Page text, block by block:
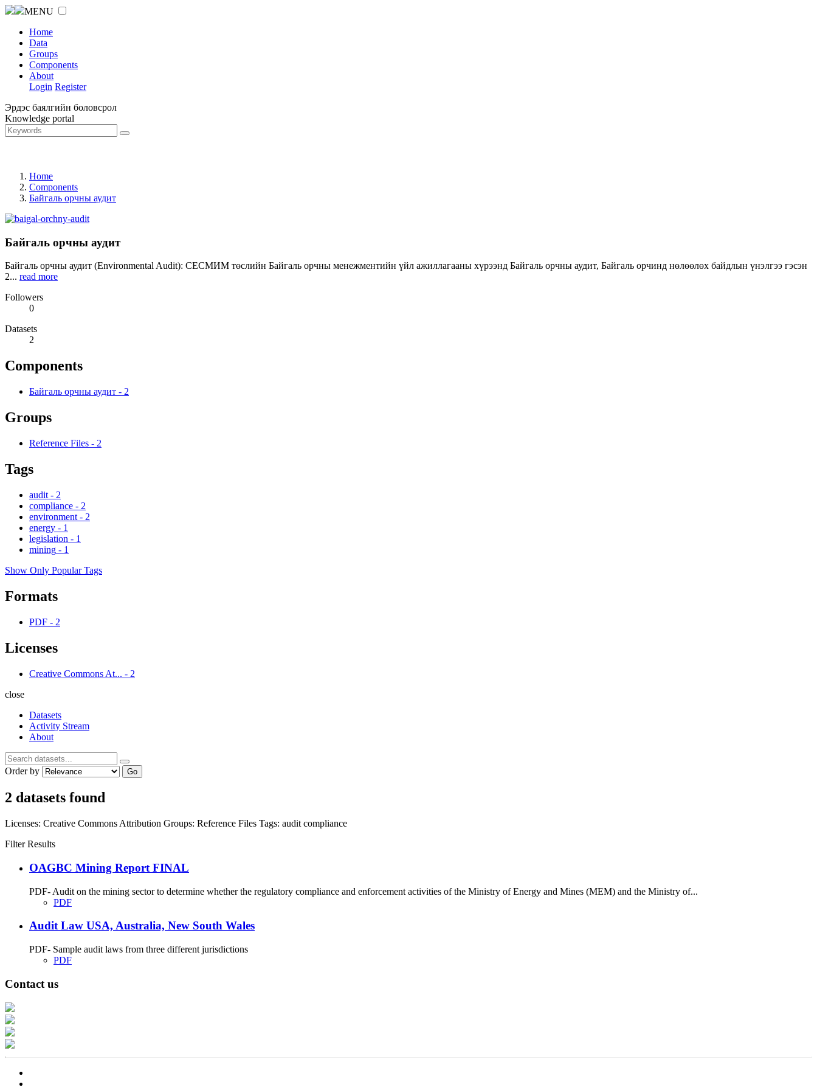
MENU
Home
Data
Groups
Components
About
Login Register
Эрдэс баялгийн боловсрол
Knowledge portal
Home
Components
Байгаль орчны аудит
Байгаль орчны аудит
Байгаль орчны аудит (Environmental Audit): СЕСМИМ төслийн Байгаль орчны менежментийн үйл ажиллагааны хүрээнд Байгаль орчны аудит, Байгаль орчинд нөлөөлөх байдлын үнэлгээ гэсэн
2... read more
Followers
0
Datasets
2
Components
Байгаль орчны аудит - 2
Groups
Reference Files - 2
Tags
audit - 2
compliance - 2
environment - 2
energy - 1
legislation - 1
mining - 1
Show Only Popular Tags
Formats
PDF - 2
Licenses
Creative Commons At... - 2
close
Datasets
Activity Stream
About
Order by Go
2 datasets found
Licenses: Creative Commons Attribution Groups: Reference Files Tags: audit compliance
Filter Results
OAGBC Mining Report FINAL
PDF- Audit on the mining sector to determine whether the regulatory compliance and enforcement activities of the Ministry of Energy and Mines (MEM) and the Ministry of...
PDF
Audit Law USA, Australia, New South Wales
PDF- Sample audit laws from three different jurisdictions
PDF
Contact us